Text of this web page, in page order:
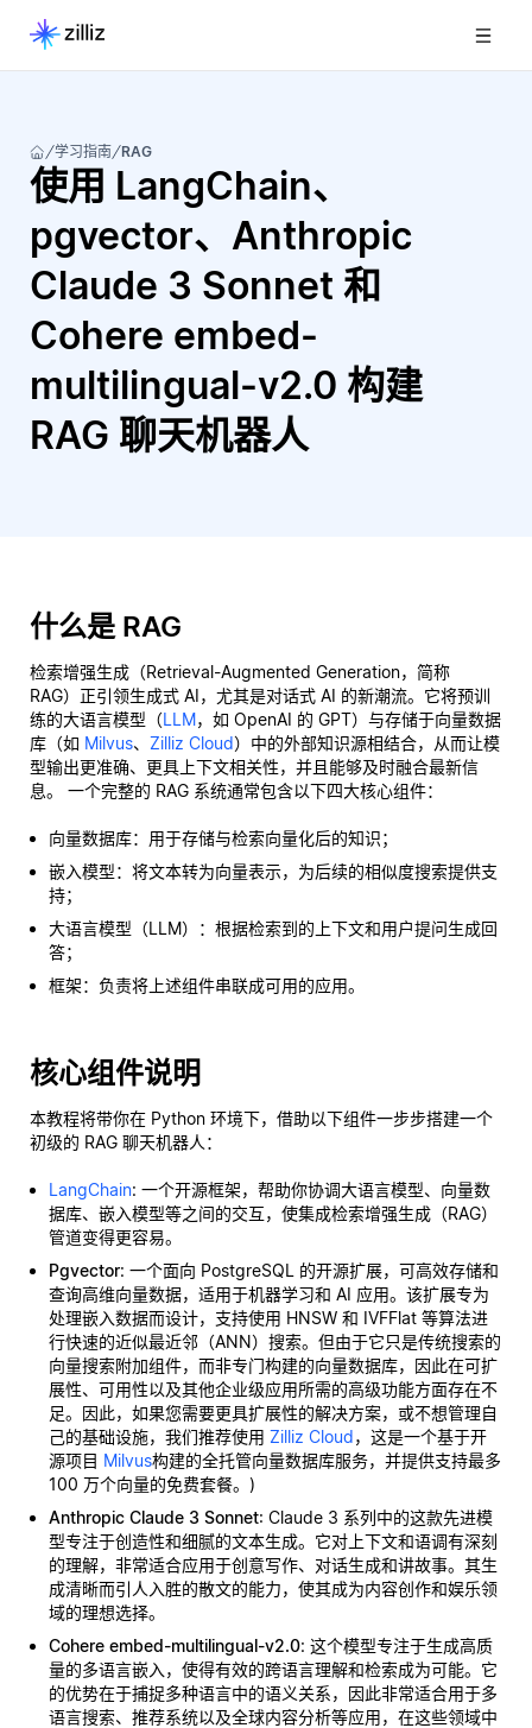
学习指南 RAG
使用 LangChain、
pgvector、Anthropic
Claude 3 Sonnet 和
Cohere embed-
multilingual-v2.0 构建
RAG 聊天机器人
什么是 RAG
检索增强生成（Retrieval-Augmented Generation，简称
RAG）正引领生成式 AI，尤其是对话式 AI 的新潮流。它将预训
练的大语言模型（LLM，如 OpenAI 的 GPT）与存储于向量数据
库（如 Milvus、 Zilliz Cloud）中的外部知识源相结合，从而让模
型输出更准确、更具上下文相关性，并且能够及时融合最新信
息。 一个完整的 RAG 系统通常包含以下四大核心组件：
向量数据库：用于存储与检索向量化后的知识；
嵌入模型：将文本转为向量表示，为后续的相似度搜索提供支
持；
大语言模型（LLM）：根据检索到的上下文和用户提问生成回
答；
框架：负责将上述组件串联成可用的应用。
核心组件说明
本教程将带你在 Python 环境下，借助以下组件一步步搭建一个
初级的 RAG 聊天机器人：
LangChain: 一个开源框架，帮助你协调大语言模型、向量数
据库、嵌入模型等之间的交互，使集成检索增强生成（RAG）
管道变得更容易。
Pgvector: 一个面向 PostgreSQL 的开源扩展，可高效存储和
查询高维向量数据，适用于机器学习和 AI 应用。该扩展专为
处理嵌入数据而设计，支持使用 HNSW 和 IVFFlat 等算法进
行快速的近似最近邻（ANN）搜索。但由于它只是传统搜索的
向量搜索附加组件，而非专门构建的向量数据库，因此在可扩
展性、可用性以及其他企业级应用所需的高级功能方面存在不
足。因此，如果您需要更具扩展性的解决方案，或不想管理自
己的基础设施，我们推荐使用 Zilliz Cloud，这是一个基于开
源项目 Milvus构建的全托管向量数据库服务，并提供支持最多
100 万个向量的免费套餐。)
Anthropic Claude 3 Sonnet: Claude 3 系列中的这款先进模
型专注于创造性和细腻的文本生成。它对上下文和语调有深刻
的理解，非常适合应用于创意写作、对话生成和讲故事。其生
成清晰而引人入胜的散文的能力，使其成为内容创作和娱乐领
域的理想选择。
Cohere embed-multilingual-v2.0: 这个模型专注于生成高质
量的多语言嵌入，使得有效的跨语言理解和检索成为可能。它
的优势在于捕捉多种语言中的语义关系，因此非常适合用于多
语言搜索、推荐系统以及全球内容分析等应用，在这些领域中